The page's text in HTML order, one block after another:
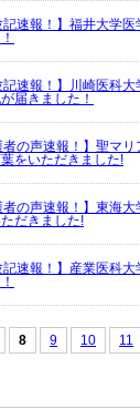
記速報！】福井大学
記速報！】川崎医科
届きました！
者の声速報！】聖マ
をいただきました!
者の声速報！】東海
だきました!
記速報！】産業医科
8 9 10 11